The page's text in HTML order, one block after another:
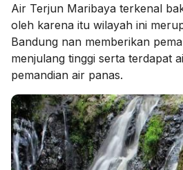
Air Terjun Maribaya terkenal
oleh karena itu wilayah ini
Bandung nan memberikan
menjulang tinggi serta terdapat
pemandian air panas.